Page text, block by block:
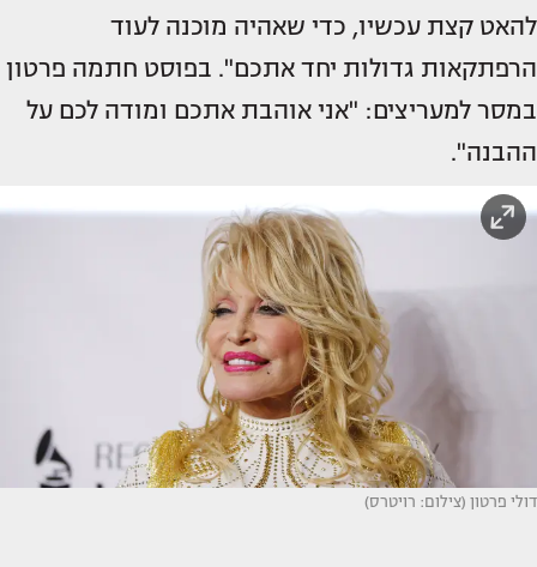
להאט קצת עכשיו, כדי שאהיה מוכנה לעוד
הרפתקאות גדולות יחד אתכם". בפוסט חתמה פרטון
במסר למעריצים: "אני אוהבת אתכם ומודה לכם על
ההבנה".
דולי פרטון (צילום: רויטרס)